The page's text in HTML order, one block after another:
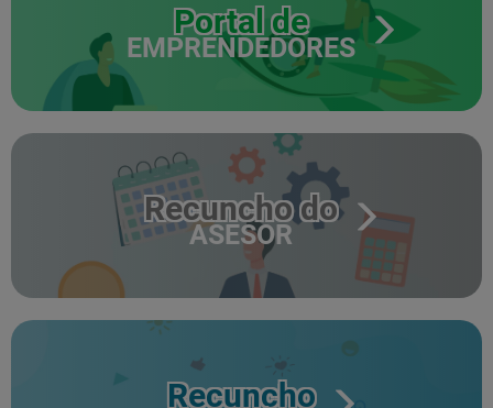
Portal de
EMPRENDEDORES
Recuncho do
ASESOR
Recuncho